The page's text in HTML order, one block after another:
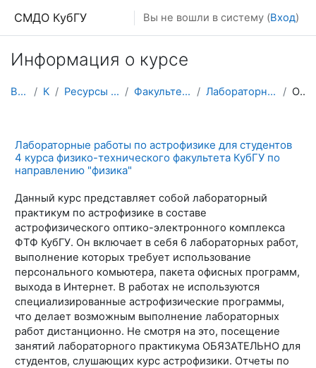
СМДО КубГУ Вы не вошли в систему (Вход)
Информация о курсе
В начало Курсы Ресурсы подразделений КубГУ Факультет Физико-технический Лабораторные работы по астрофизике Описание
Лабораторные работы по астрофизике для студентов
4 курса физико-технического факультета КубГУ по
направлению "физика"
Данный курс представляет собой лабораторный
практикум по астрофизике в составе
астрофизического оптико-электронного комплекса
ФТФ КубГУ. Он включает в себя 6 лабораторных работ,
выполнение которых требует использование
персонального комьютера, пакета офисных программ,
выхода в Интернет. В работах не используются
специализированные астрофизические программы,
что делает возможным выполнение лабораторных
работ дистанционно. Не смотря на это, посещение
занятий лабораторного практикума ОБЯЗАТЕЛЬНО для
студентов, слушающих курс астрофизики. Отчеты по